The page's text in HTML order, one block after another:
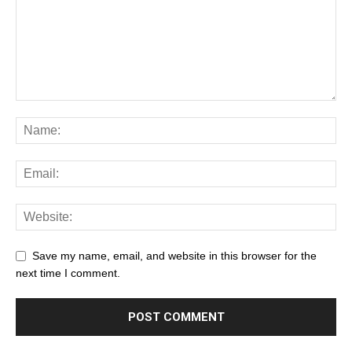
Save my name, email, and website in this browser for the
next time I comment.